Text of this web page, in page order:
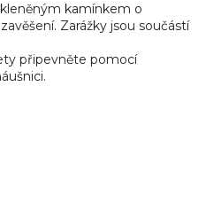
kamínkem o
Zarážky jsou součástí
připevněte pomocí